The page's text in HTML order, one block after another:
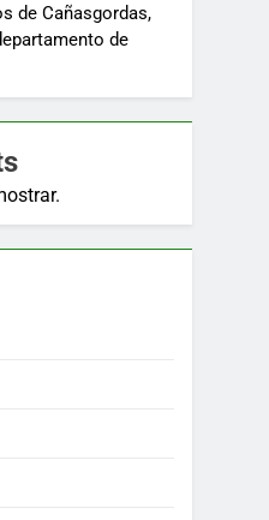
de Cañasgordas,
de